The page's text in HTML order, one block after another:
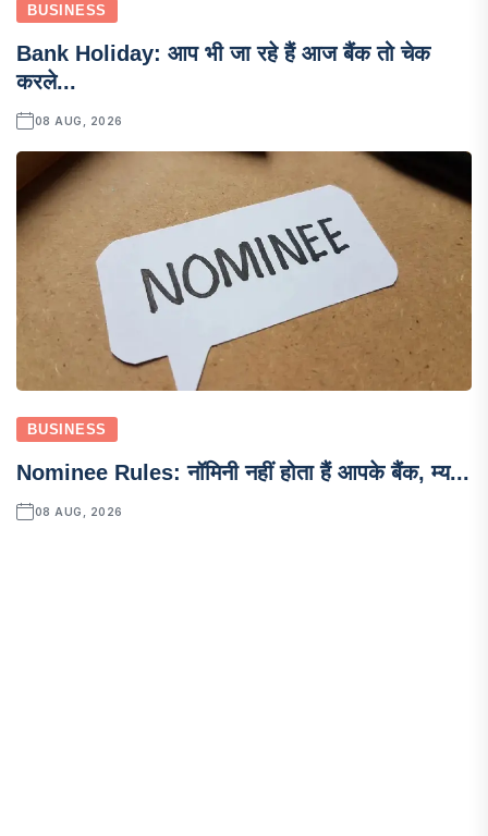
BUSINESS
Bank Holiday: आप भी जा रहे हैं आज बैंक तो चेक
करले...
08 AUG, 2026
BUSINESS
Nominee Rules: नॉमिनी नहीं होता हैं आपके बैंक, म्य...
08 AUG, 2026